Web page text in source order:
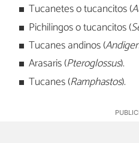
Tucanetes o tucancitos (
Pichilingos o tucancitos (
Tucanes andinos (
Arasaris (Pteroglossus).
Tucanes (Ramphastos).